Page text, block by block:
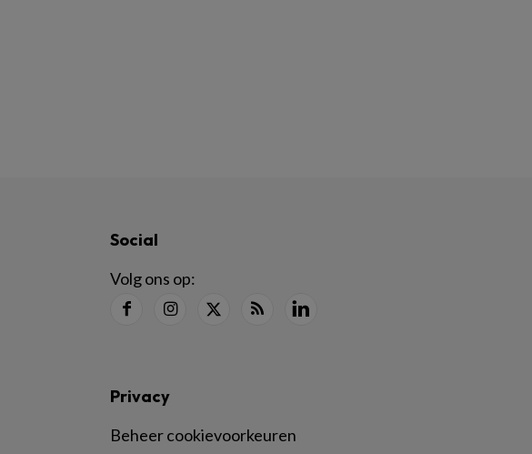
Social
Volg ons op:
Privacy
Beheer cookievoorkeuren